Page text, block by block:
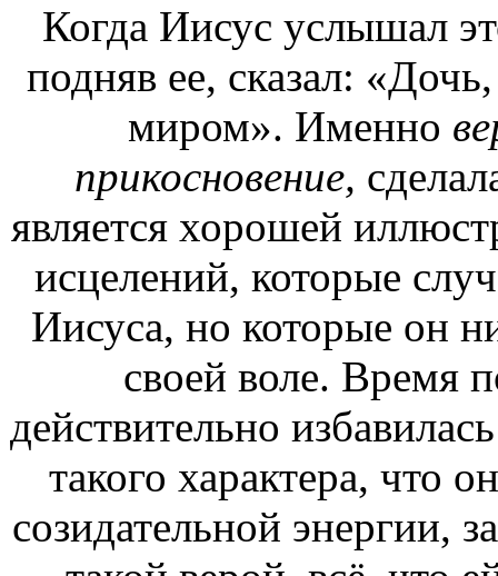
Когда Иисус услышал
подняв ее, сказал:
миром». Именно
прикосновение,
является хорошей
исцелений, которые
Иисуса, но которые он
своей воле. Время
действительно
такого характера, что
созидательной энергии,